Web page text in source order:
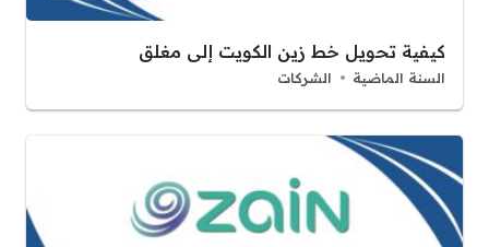
كيفية تحويل خط زين الكويت إلى مغلق
السنة الماضية الشركات